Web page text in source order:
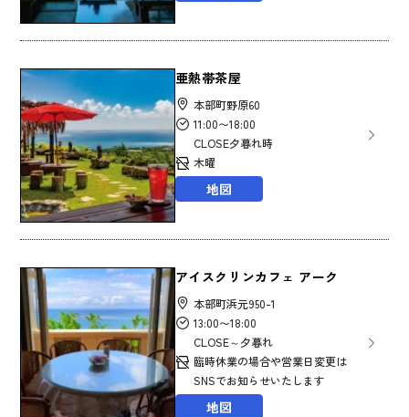
亜熱帯茶屋
本部町野原60
11:00〜18:00
CLOSE夕暮れ時
木曜
地図
アイスクリンカフェ アーク
本部町浜元950-1
13:00〜18:00
CLOSE～夕暮れ
臨時休業の場合や営業日変更は
SNSでお知らせいたします
地図